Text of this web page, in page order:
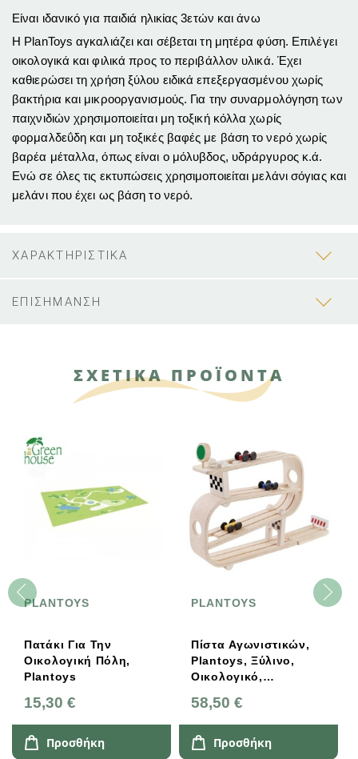
Είναι ιδανικό για παιδιά ηλικίας 3ετών και άνω
Η PlanToys αγκαλιάζει και σέβεται τη μητέρα φύση. Επιλέγει
οικολογικά και φιλικά προς το περιβάλλον υλικά. Έχει
καθιερώσει τη χρήση ξύλου ειδικά επεξεργασμένου χωρίς
βακτήρια και μικροοργανισμούς. Για την συναρμολόγηση των
παιχνιδιών χρησιμοποιείται μη τοξική κόλλα χωρίς
φορμαλδεΰδη και μη τοξικές βαφές με βάση το νερό χωρίς
βαρέα μέταλλα, όπως είναι ο μόλυβδος, υδράργυρος κ.ά.
Ενώ σε όλες τις εκτυπώσεις χρησιμοποιείται μελάνι σόγιας και
μελάνι που έχει ως βάση το νερό.
ΧΑΡΑΚΤΗΡΙΣΤΙΚΑ
ΕΠΙΣΗΜΑΝΣΗ
ΣΧΕΤΙΚΑ ΠΡΟΪΟΝΤΑ
PLANTOYS
Πατάκι Για Την
Οικολογική Πόλη,
Plantoys
15,30 €
Προσθήκη
PLANTOYS
Πίστα Αγωνιστικών,
Plantoys, Ξύλινο,
Οικολογικό,
Παιχνίδι
58,50 €
Προσθήκη